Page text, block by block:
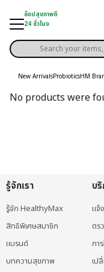
content
ช้อปสุขภาพดี
24 ชั่วโมง
Solution
Products
search
New ArrivalsProbioticsHM
No products were
รู้จักเรา
รู้จัก HealthyMax
สิทธิพิเศษสมาชิก
แบรนด์
บทความสุขภาพ
บ
แจ้
ตร
กา
เป